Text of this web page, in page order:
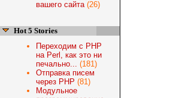
вашего сайта(26)
Hot 5 Stories
Переходим с PHP
на Perl, как это ни
печально... (181)
Отправка писем
через PHP (81)
Модульное